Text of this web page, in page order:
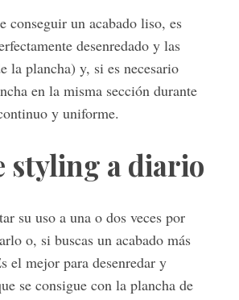
conseguir un acabado liso, es
desenredado y las
la plancha) y, si es necesario
en la misma sección durante
y uniforme.
styling a diario
su uso a una o dos veces por
o, si buscas un acabado más
el mejor para desenredar y
se consigue con la plancha de